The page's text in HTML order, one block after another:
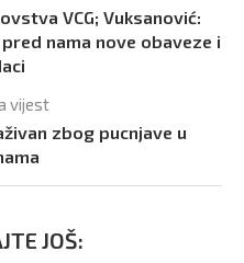
VCG; Vuksanović:
nama nove obaveze i
vijest
zbog pucnjave u
JOŠ: